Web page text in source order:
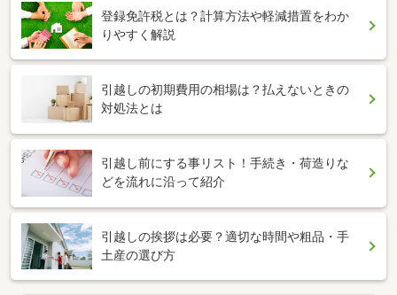
登録免許税とは？計算方法や軽減措置をわか
りやすく解説
引越しの初期費用の相場は？払えないときの
対処法とは
引越し前にする事リスト！手続き・荷造りな
どを流れに沿って紹介
引越しの挨拶は必要？適切な時間や粗品・手
土産の選び方